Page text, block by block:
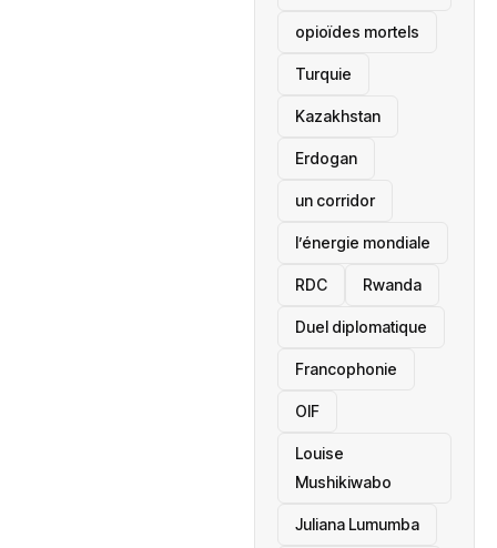
opioïdes mortels
‎Turquie
Kazakhstan
Erdogan
un corridor
l’énergie mondiale
RDC Rwanda
Duel diplomatique
Francophonie
OIF
Louise
Mushikiwabo
Juliana Lumumba